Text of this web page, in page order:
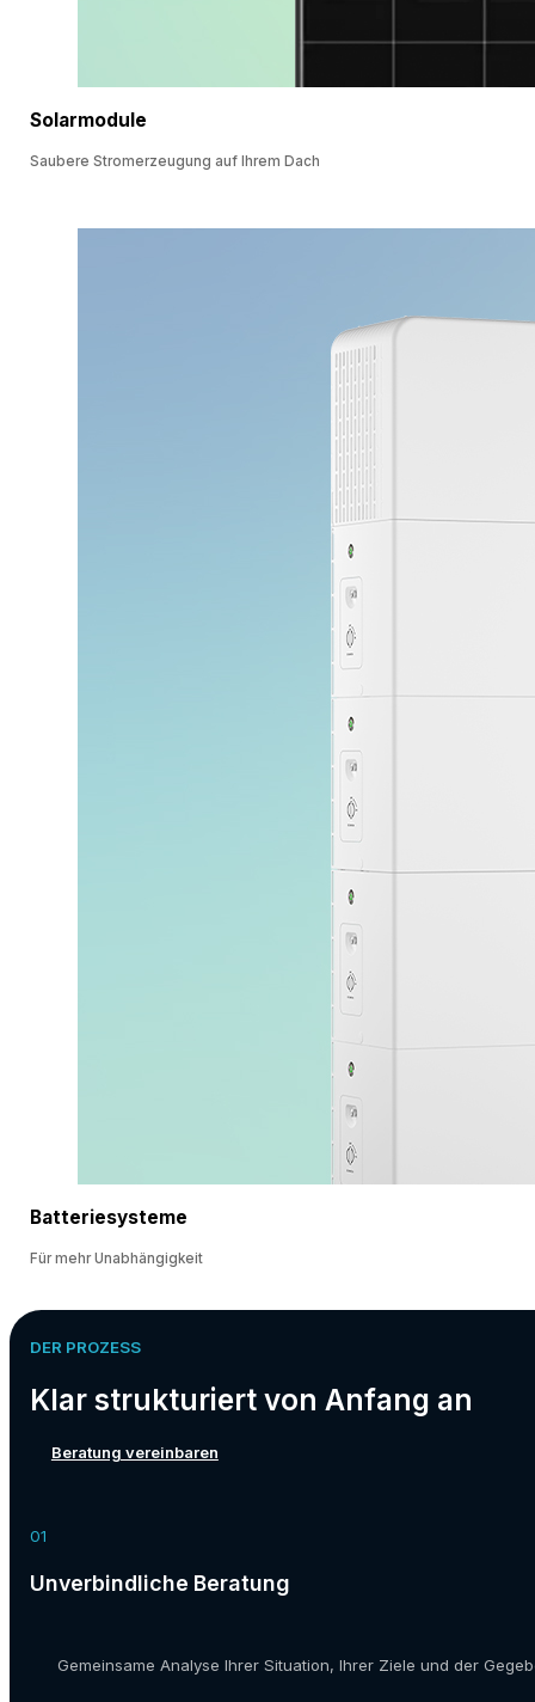
Solarmodule
Saubere Stromerzeugung auf Ihrem Dach
Batteriesysteme
Für mehr Unabhängigkeit
DER PROZESS
Klar strukturiert von Anfang an
Beratung vereinbaren
01
Unverbindliche Beratung
Gemeinsame Analyse Ihrer Situation, Ihrer Ziele und der